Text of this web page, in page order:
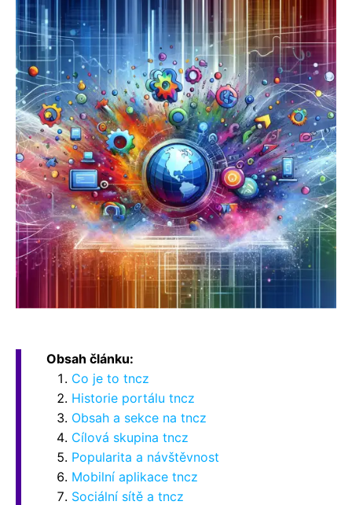
Obsah článku:
Co je to tncz
Historie portálu tncz
Obsah a sekce na tncz
Cílová skupina tncz
Popularita a návštěvnost
Mobilní aplikace tncz
Sociální sítě a tncz